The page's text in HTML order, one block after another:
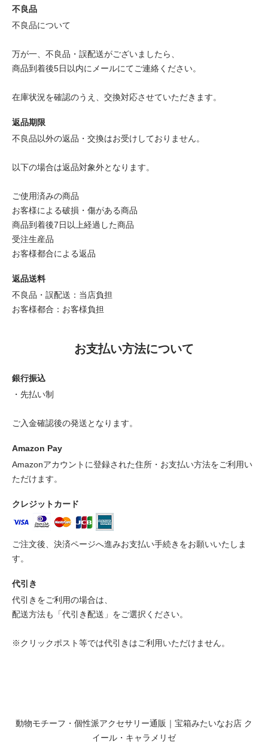
不良品
不良品について
万が一、不良品・誤配送がございましたら、
商品到着後5日以内にメールにてご連絡ください。
在庫状況を確認のうえ、交換対応させていただきます。
返品期限
不良品以外の返品・交換はお受けしておりません。
以下の場合は返品対象外となります。
ご使用済みの商品
お客様による破損・傷がある商品
商品到着後7日以上経過した商品
受注生産品
お客様都合による返品
返品送料
不良品・誤配送：当店負担
お客様都合：お客様負担
お支払い方法について
銀行振込
・先払い制
ご入金確認後の発送となります。
Amazon Pay
Amazonアカウントに登録された住所・お支払い方法をご利用い
ただけます。
クレジットカード
ご注文後、決済ページへ進みお支払い手続きをお願いいたしま
す。
代引き
代引きをご利用の場合は、
配送方法も「代引き配送」をご選択ください。
※クリックポスト等では代引きはご利用いただけません。
動物モチーフ・個性派アクセサリー通販｜宝箱みたいなお店 ク
イール・キャラメリゼ